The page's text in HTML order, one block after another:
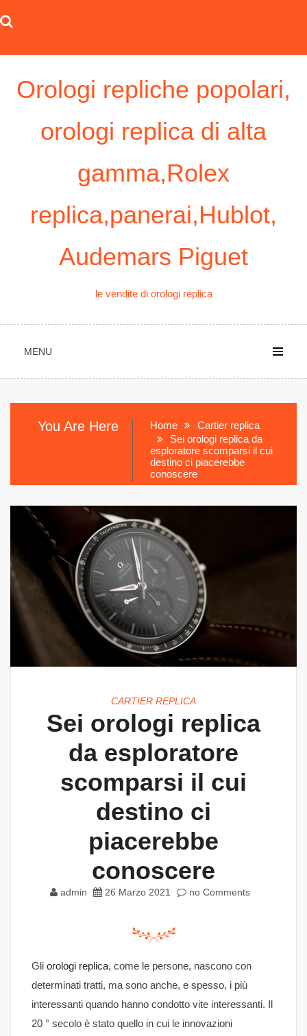
to
Orologi repliche popolari,
orologi replica di alta
gamma,Rolex
replica,panerai,Hublot,
Audemars Piguet
le vendite di orologi replica
MENU
You Are Here Home
Cartier replica
Sei orologi replica da
esploratore scomparsi il cui
destino ci piacerebbe
conoscere
CARTIER REPLICA
Sei orologi replica
da esploratore
scomparsi il cui
destino ci
piacerebbe
conoscere
admin 26 Marzo 2021 no Comments
Gli orologi replica, come le persone, nascono con
determinati tratti, ma sono anche, e spesso, i più
interessanti quando hanno condotto vite interessanti. Il
20 ° secolo è stato quello in cui le innovazioni